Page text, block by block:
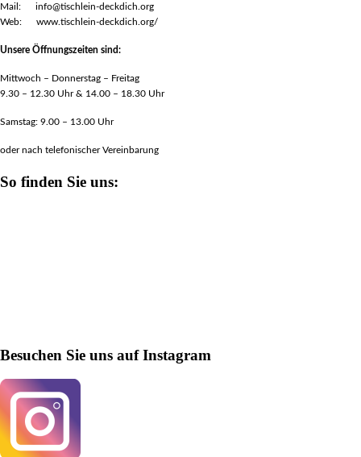
Mail: info@tischlein-deckdich.org
Web: www.tischlein-deckdich.org/
Unsere Öffnungszeiten sind:
Mittwoch – Donnerstag – Freitag
9.30 – 12.30 Uhr & 14.00 – 18.30 Uhr
Samstag: 9.00 – 13.00 Uhr
oder nach telefonischer Vereinbarung
So finden Sie uns:
Besuchen Sie uns auf Instagram